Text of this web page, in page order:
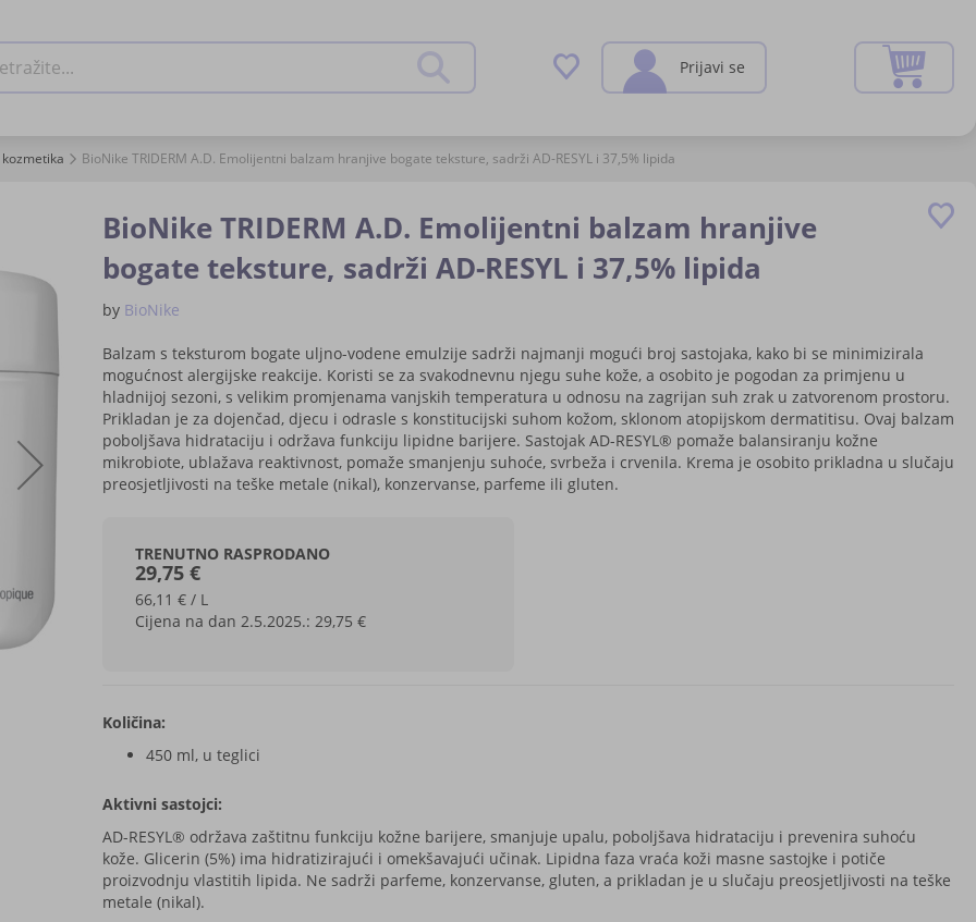
Preskoči
sadržaj
Prijavi se
Moja
BioNike TRIDERM A.D. Emolijentni balzam hranjive bogate teksture, sadrži AD-RESYL i 37,5% lipida
BioNike TRIDERM A.D. Emolijentni balzam hranjive
bogate teksture, sadrži AD-RESYL i 37,5% lipida
by BioNike
Balzam s teksturom bogate uljno-vodene emulzije sadrži najmanji mogući broj sastojaka, kako bi se minimizirala
mogućnost alergijske reakcije. Koristi se za svakodnevnu njegu suhe kože, a osobito je pogodan za primjenu u
hladnijoj sezoni, s velikim promjenama vanjskih temperatura u odnosu na zagrijan suh zrak u zatvorenom prostoru.
Prikladan je za dojenčad, djecu i odrasle s konstitucijski suhom kožom, sklonom atopijskom dermatitisu. Ovaj balzam
poboljšava hidrataciju i održava funkciju lipidne barijere. Sastojak AD-RESYL® pomaže balansiranju kožne
mikrobiote, ublažava reaktivnost, pomaže smanjenju suhoće, svrbeža i crvenila. Krema je osobito prikladna u slučaju
preosjetljivosti na teške metale (nikal), konzervanse, parfeme ili gluten.
TRENUTNO RASPRODANO
29,75 €
66,11 € / L
Cijena na dan 2.5.2025.: 29,75 €
Količina:
450 ml, u teglici
Aktivni sastojci:
AD-RESYL® održava zaštitnu funkciju kožne barijere, smanjuje upalu, poboljšava hidrataciju i prevenira suhoću
kože. Glicerin (5%) ima hidratizirajući i omekšavajući učinak. Lipidna faza vraća koži masne sastojke i potiče
proizvodnju vlastitih lipida. Ne sadrži parfeme, konzervanse, gluten, a prikladan je u slučaju preosjetljivosti na teške
metale (nikal).